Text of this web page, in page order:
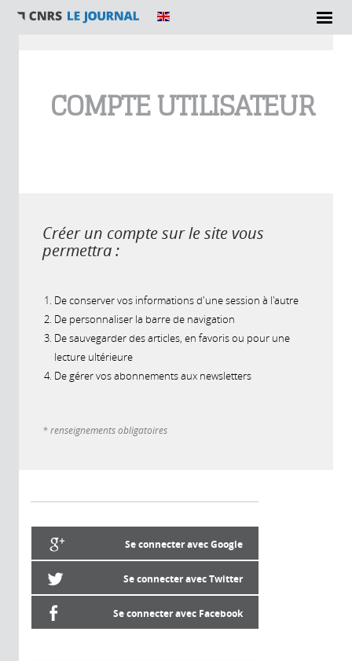
COMPTE UTILISATEUR
Créer un compte sur le site vous
permettra :
De conserver vos informations d'une session à l'autre
De personnaliser la barre de navigation
De sauvegarder des articles, en favoris ou pour une
lecture ultérieure
De gérer vos abonnements aux newsletters
* renseignements obligatoires
Se connecter avec Google
Se connecter avec Twitter
Se connecter avec Facebook